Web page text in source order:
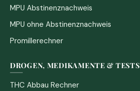
MPU Abstinenznachweis
MPU ohne Abstinenznachweis
Promillerechner
DROGEN, MEDIKAMENTE & TESTS
THC Abbau Rechner